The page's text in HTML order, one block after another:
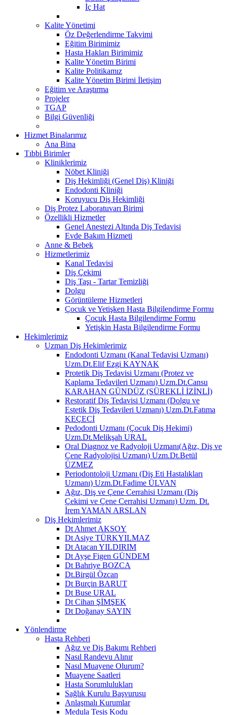
İç Hat
Kalite Yönetimi
Öz Değerlendirme Takvimi
Eğitim Birimimiz
Hasta Hakları Birimimiz
Kalite Yönetim Birimi
Kalite Politikamız
Kalite Yönetim Birimi İletişim
Eğitim ve Araştırma
Projeler
TGAP
Bilgi Güvenliği
Hizmet Binalarımız
Ana Bina
Tıbbi Birimler
Kliniklerimiz
Nöbet Kliniği
Diş Hekimliği (Genel Diş) Kliniği
Endodonti Kliniği
Koruyucu Diş Hekimliği
Diş Protez Laboratuvarı Birimi
Özellikli Hizmetler
Genel Anestezi Altında Diş Tedavisi
Evde Bakım Hizmeti
Anne & Bebek
Hizmetlerimiz
Kanal Tedavisi
Diş Çekimi
Diş Taşı - Tartar Temizliği
Dolgu
Görüntüleme Hizmetleri
Çocuk ve Yetişken Hasta Bilgilendirme Formu
Çocuk Hasta Bilgilendirme Formu
Yetişkin Hasta Bilgilendirme Formu
Hekimlerimiz
Uzman Diş Hekimlerimiz
Endodonti Uzmanı (Kanal Tedavisi Uzmanı)
Uzm.Dt.Elif Ezgi KAYNAK
Protetik Diş Tedavisi Uzmanı (Protez ve
Kaplama Tedavileri Uzmanı) Uzm.Dt.Cansu
KARAHAN GÜNDÜZ (SÜREKLİ İZİNLİ)
Restoratif Diş Tedavisi Uzmanı (Dolgu ve
Estetik Diş Tedavileri Uzmanı) Uzm.Dt.Fatıma
KEÇECİ
Pedodonti Uzmanı (Çocuk Diş Hekimi)
Uzm.Dt.Melikşah URAL
Oral Diagnoz ve Radyoloji Uzmanı(Ağız, Diş ve
Çene Radyolojisi Uzmanı) Uzm.Dt.Betül
ÜZMEZ
Periodontoloji Uzmanı (Diş Eti Hastalıkları
Uzmanı) Uzm.Dt.Fadime ÜLVAN
Ağız, Diş ve Çene Cerrahisi Uzmanı (Diş
Çekimi ve Çene Cerrahisi Uzmanı) Uzm. Dt.
İrem YAMAN ARSLAN
Diş Hekimlerimiz
Dt Ahmet AKSOY
Dt Asiye TÜRKYILMAZ
Dt Atacan YILDIRIM
Dt Ayşe Figen GÜNDEM
Dt Bahriye BOZCA
Dt.Birgül Özcan
Dt Burçin BARUT
Dt Buse URAL
Dt Cihan ŞİMŞEK
Dt Doğanay SAYIN
Yönlendirme
Hasta Rehberi
Ağız ve Diş Bakımı Rehberi
Nasıl Randevu Alınır
Nasıl Muayene Olurum?
Muayene Saatleri
Hasta Sorumlulukları
Sağlık Kurulu Başvurusu
Anlaşmalı Kurumlar
Medula Tesis Kodu